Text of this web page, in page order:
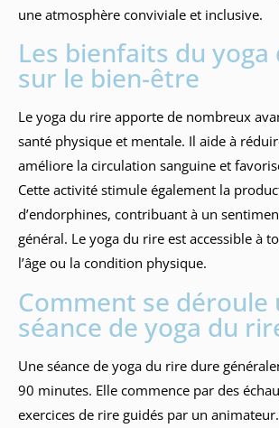
une atmosphère conviviale et inclusive.
Les bienfaits du
sur le bien-être
Le yoga du rire apporte de nombreux
santé physique et mentale. Il aide à
améliore la circulation sanguine et
Cette activité stimule également la
d’endorphines, contribuant à un
général. Le yoga du rire est accessible à
l’âge ou la condition physique.
Comment se déroule
séance de yoga du
Une séance de yoga du rire dure
90 minutes. Elle commence par des
exercices de rire guidés par un